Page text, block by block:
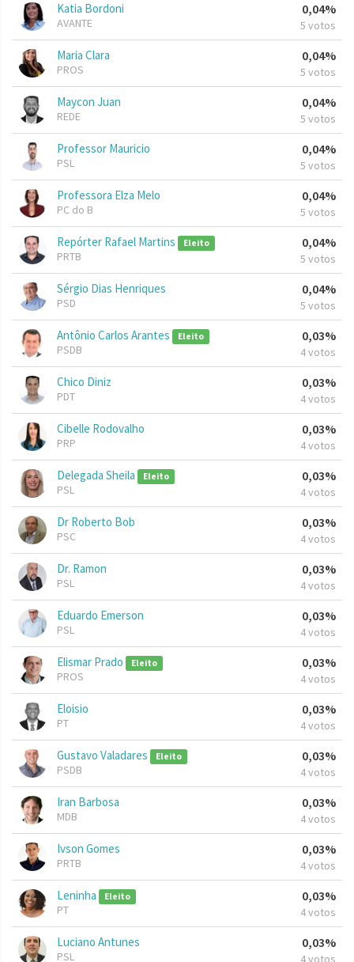
Katia Bordoni
AVANTE
0,04%
5 votos
Maria Clara
PROS
0,04%
5 votos
Maycon Juan
REDE
0,04%
5 votos
Professor Mauricio
PSL
0,04%
5 votos
Professora Elza Melo
PC do B
0,04%
5 votos
Repórter Rafael Martins Eleito
PRTB
0,04%
5 votos
Sérgio Dias Henriques
PSD
0,04%
5 votos
Antônio Carlos Arantes Eleito
PSDB
0,03%
4 votos
Chico Diniz
PDT
0,03%
4 votos
Cibelle Rodovalho
PRP
0,03%
4 votos
Delegada Sheila Eleito
PSL
0,03%
4 votos
Dr Roberto Bob
PSC
0,03%
4 votos
Dr. Ramon
PSL
0,03%
4 votos
Eduardo Emerson
PSL
0,03%
4 votos
Elismar Prado Eleito
PROS
0,03%
4 votos
Eloisio
PT
0,03%
4 votos
Gustavo Valadares Eleito
PSDB
0,03%
4 votos
Iran Barbosa
MDB
0,03%
4 votos
Ivson Gomes
PRTB
0,03%
4 votos
Leninha Eleito
PT
0,03%
4 votos
Luciano Antunes
PSL
0,03%
4 votos